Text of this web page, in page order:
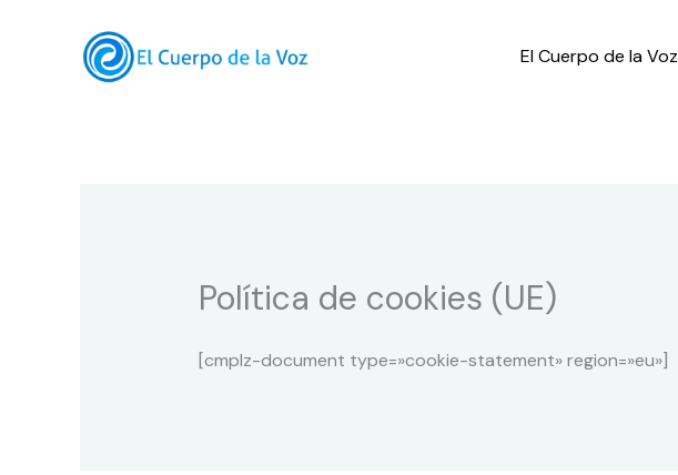
El Cuerpo de la Voz
Política de cookies (UE)
[cmplz-document type=»cookie-statement» region=»eu»]